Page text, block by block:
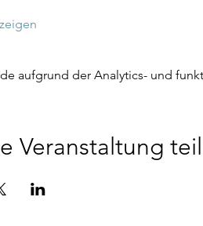
aufgrund der Analytics- und
Veranstaltung